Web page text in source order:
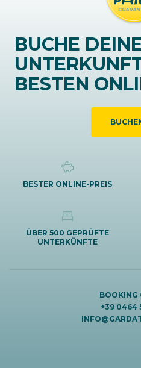
BUCHE
BESTEN
BESTER ONLINE-PREIS
ÜBER 500 GEPRÜFTE
UNTERKÜNFTE
BOOKING
+39 0464